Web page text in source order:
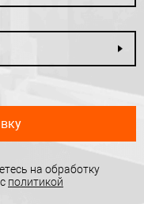
на обработку
политикой